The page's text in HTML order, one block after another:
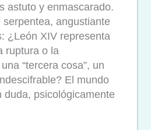
astuto y enmascarado.
serpentea, angustiante
¿León XIV representa
ruptura o la
“tercera cosa”, un
El mundo
duda, psicológicamente